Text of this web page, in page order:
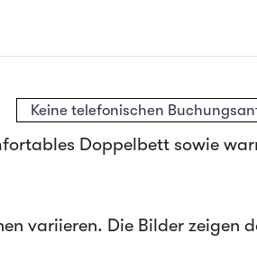
Keine telefonischen
Doppelbett sowie
variieren. Die Bilder zeigen